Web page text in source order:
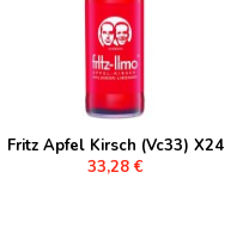
Fritz Apfel Kirsch (Vc33) X24
33,28 €